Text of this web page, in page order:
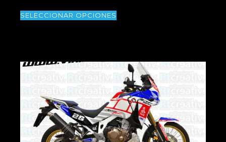
SELECCIONAR OPCIONES